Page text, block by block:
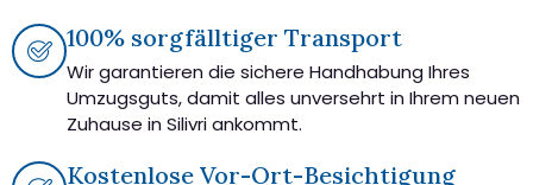
100% sorgfälltiger Transport
Wir garantieren die sichere Handhabung Ihres
Umzugsguts, damit alles unversehrt in Ihrem neuen
Zuhause in Silivri ankommt.
Kostenlose Vor-Ort-Besichtigung